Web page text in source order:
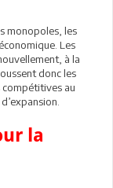
monopoles, les
Les
à la
donc les
au
la